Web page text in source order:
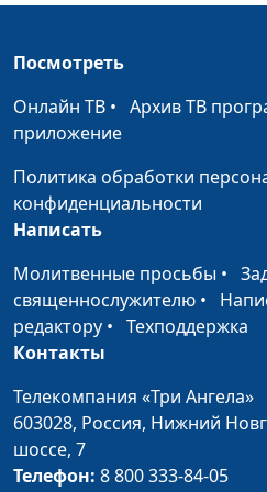
Как справиться с
многозадачностью
Влияние ценностей
на нашу жизнь
Как справиться с
финансовой
нестабильностью
Культура
потребления и её
влияние на
самооценку
Как найти баланс
между работой и
Посмотреть
Онлайн ТВ • Архив ТВ
приложение
Политика обработки
конфиденциальности
Написать
Молитвенные просьбы •
священнослужителю •
редактору • Техподдержка
Контакты
Телекомпания «Три Ангела»
603028, Россия, Нижний
шоссе, 7
Телефон: 8 800 333-84-05